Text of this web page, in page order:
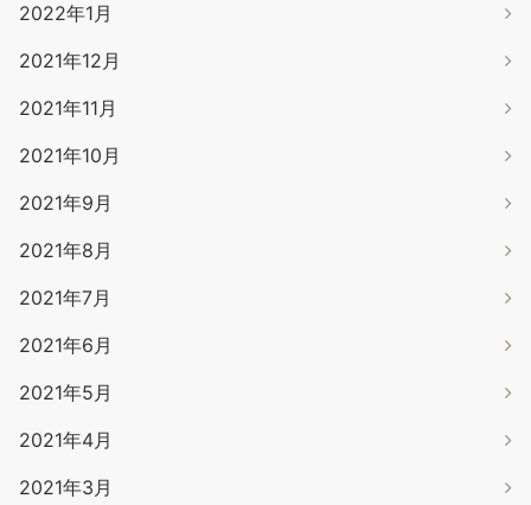
2022年1月
2021年12月
2021年11月
2021年10月
2021年9月
2021年8月
2021年7月
2021年6月
2021年5月
2021年4月
2021年3月